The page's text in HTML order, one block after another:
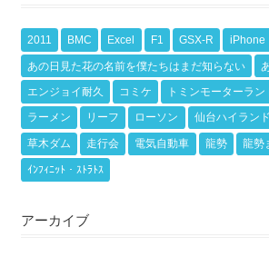
2011 BMC Excel F1 GSX-R iPhone
あの日見た花の名前を僕たちはまだ知らない
エンジョイ耐久 コミケ トミンモーターラン
ラーメン リーフ ローソン 仙台ハイランド
草木ダム 走行会 電気自動車 龍勢 龍勢
ｲﾝﾌｨﾆｯﾄ・ｽﾄﾗﾄｽ
アーカイブ